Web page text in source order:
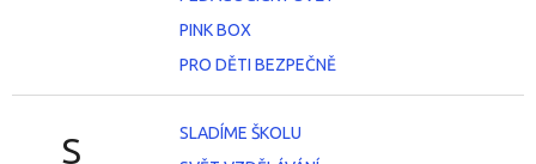
PINK BOX
PRO DĚTI BEZPEČNĚ
S
SLADÍME ŠKOLU